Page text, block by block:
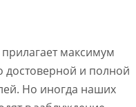
максимум
достоверной и полной
Но иногда наших